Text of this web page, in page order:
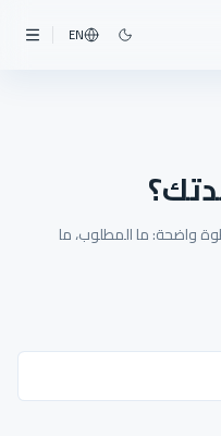
EN
واضحة: ما المطلوب، ما